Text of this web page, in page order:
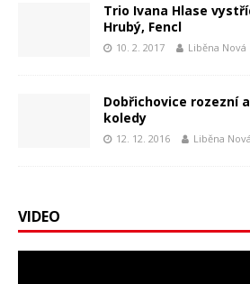
Trio Ivana Hlase
Hrubý, Fencl
10. 2. 2017 Liběna Nová
Dobřichovice rozezní
koledy
12. 12. 2016 Liběna Nová
VIDEO